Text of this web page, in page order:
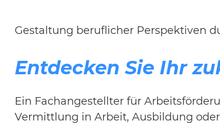
Gestaltung beruflicher Perspektiven
Entdecken Sie Ihr
Ein Fachangestellter für
Vermittlung in Arbeit, Ausbildung